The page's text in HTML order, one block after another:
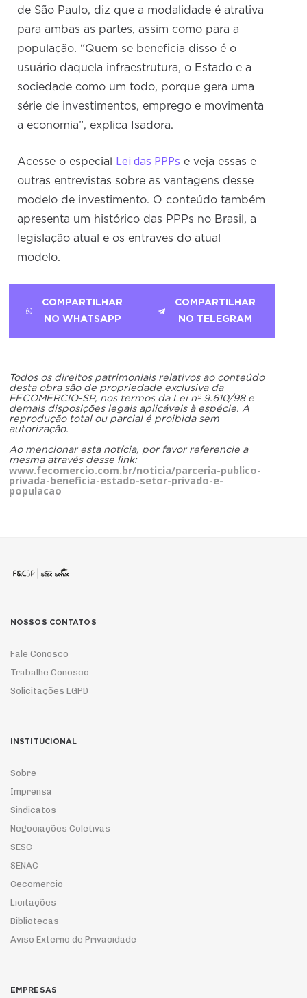
de São Paulo, diz que a modalidade é atrativa
para ambas as partes, assim como para a
população. “Quem se beneficia disso é o
usuário daquela infraestrutura, o Estado e a
sociedade como um todo, porque gera uma
série de investimentos, emprego e movimenta
a economia”, explica Isadora.
Acesse o especial Lei das PPPs e veja essas e
outras entrevistas sobre as vantagens desse
modelo de investimento. O conteúdo também
apresenta um histórico das PPPs no Brasil, a
legislação atual e os entraves do atual
modelo.
COMPARTILHAR
NO WHATSAPP
COMPARTILHAR
NO TELEGRAM
Todos os direitos patrimoniais relativos ao conteúdo
desta obra são de propriedade exclusiva da
FECOMERCIO-SP, nos termos da Lei nº 9.610/98 e
demais disposições legais aplicáveis à espécie. A
reprodução total ou parcial é proibida sem
autorização.
Ao mencionar esta notícia, por favor referencie a
mesma através desse link:
www.fecomercio.com.br/noticia/parceria-publico-
privada-beneficia-estado-setor-privado-e-
populacao
NOSSOS CONTATOS
Fale Conosco
Trabalhe Conosco
Solicitações LGPD
INSTITUCIONAL
Sobre
Imprensa
Sindicatos
Negociações Coletivas
SESC
SENAC
Cecomercio
Licitações
Bibliotecas
Aviso Externo de Privacidade
EMPRESAS